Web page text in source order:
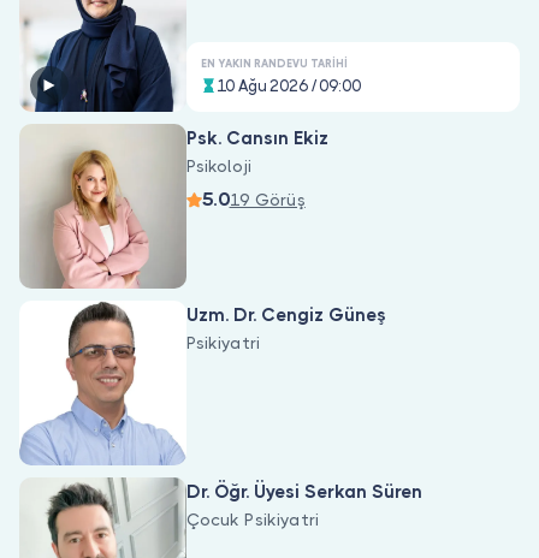
Doktorlar için
Doktor musunuz?
EN YAKIN RANDEVU TARIHI
10 Ağu 2026 / 09:00
Psk. Cansın Ekiz
Psikoloji
5.019 Görüş
Uzm. Dr. Cengiz Güneş
Psikiyatri
Dr. Öğr. Üyesi Serkan Süren
Çocuk Psikiyatri